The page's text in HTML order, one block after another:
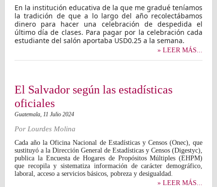
En la institución educativa de la que me gradué teníamos
la tradición de que a lo largo del año recolectábamos
dinero para hacer una celebración de despedida el
último día de clases. Para pagar por la celebración cada
estudiante del salón aportaba USD0.25 a la semana.
» LEER MÁS...
El Salvador según las estadísticas
oficiales
Guatemala, 11 Julio 2024
Por Lourdes Molina
Cada año la Oficina Nacional de Estadísticas y Censos (Onec), que
sustituyó a la Dirección General de Estadísticas y Censos (Digestyc),
publica la Encuesta de Hogares de Propósitos Múltiples (EHPM)
que recopila y sistematiza información de carácter demográfico,
laboral, acceso a servicios básicos, pobreza y desigualdad.
» LEER MÁS...